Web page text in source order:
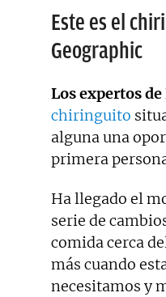
Este es el
Geographic
Los expertos
chiringuito
alguna una
primera
Ha llegado el
serie de
comida cerca
más cuando
necesitamos y